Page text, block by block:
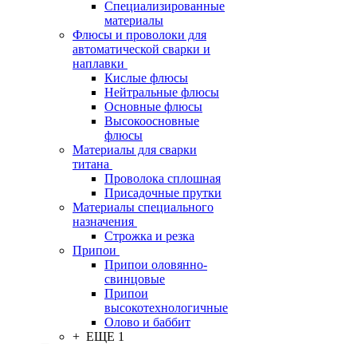
Специализированные
материалы
Флюсы и проволоки для
автоматической сварки и
наплавки
Кислые флюсы
Нейтральные флюсы
Основные флюсы
Высокоосновные
флюсы
Материалы для сварки
титана
Проволока сплошная
Присадочные прутки
Материалы специального
назначения
Строжка и резка
Припои
Припои оловянно-
свинцовые
Припои
высокотехнологичные
Олово и баббит
+ ЕЩЕ 1